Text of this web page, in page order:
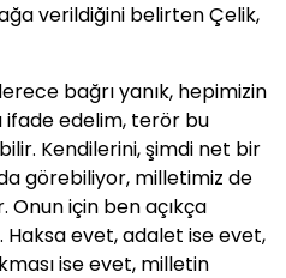
verildiğini belirten Çelik,
bağrı yanık, hepimizin
ifade edelim, terör bu
Kendilerini, şimdi net bir
görebiliyor, milletimiz de
için ben açıkça
Haksa evet, adalet ise evet,
ise evet, milletin